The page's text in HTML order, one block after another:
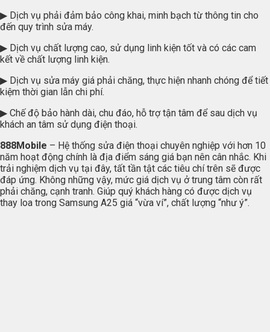
▶ Dịch vụ phải đảm bảo công khai, minh bạch từ thông tin cho
đến quy trình sửa máy.
▶ Dịch vụ chất lượng cao, sử dụng linh kiện tốt và có các cam
kết về chất lượng linh kiện.
▶ Dịch vụ sửa máy giá phải chăng, thực hiện nhanh chóng để tiết
kiệm thời gian lẫn chi phí.
▶ Chế độ bảo hành dài, chu đáo, hỗ trợ tận tâm để sau dịch vụ
khách an tâm sử dụng điện thoại.
888Mobile – Hệ thống sửa điện thoại chuyên nghiệp với hơn 10
năm hoạt động chính là địa điểm sáng giá bạn nên cân nhắc. Khi
trải nghiệm dịch vụ tại đây, tất tần tật các tiêu chí trên sẽ được
đáp ứng. Không những vậy, mức giá dịch vụ ở trung tâm còn rất
phải chăng, cạnh tranh. Giúp quý khách hàng có được dịch vụ
thay loa trong Samsung A25 giá “vừa ví”, chất lượng “như ý”.